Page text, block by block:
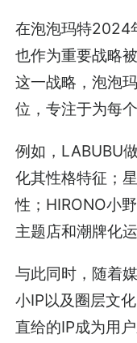
在泡泡玛特2024
也作为重要战略
这一战略，泡泡
位，专注于为每
例如，LABUBU
化其性格特征；
性；HIRONO小
主题店和潮牌化
与此同时，随着
小IP以及圈层文
直给的IP成为用